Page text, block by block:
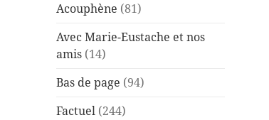
Acouphène (81)
Avec Marie-Eustache et nos
amis (14)
Bas de page (94)
Factuel (244)